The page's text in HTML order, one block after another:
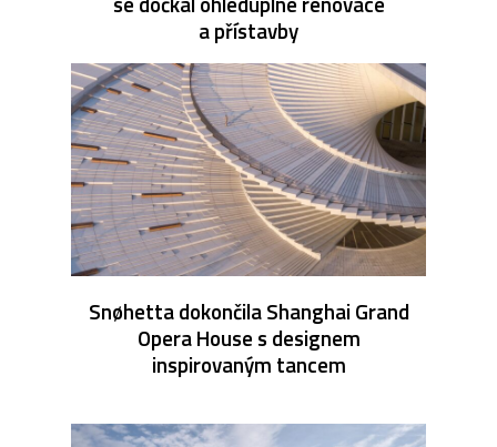
a přístavby
Snøhetta dokončila Shanghai Grand
Opera House s designem
inspirovaným tancem